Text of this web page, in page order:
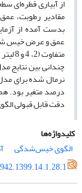
از آبیاری قطره‌ای
مقادیر رطوبت،
بدست آمده از
دقت قابل قبولی
کلیدواژه‌ها
الگوی خیس‌شدگی